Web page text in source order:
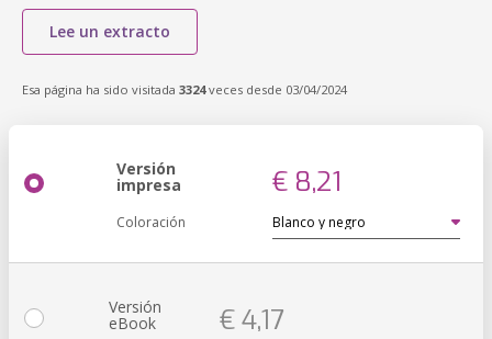
Lee un extracto
Esa página ha sido visitada 3324veces desde 03/04/2024
Versión
impresa € 8,21
Coloración
Versión
eBook € 4,17